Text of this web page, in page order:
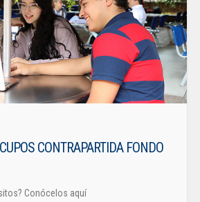
CONTRAPARTIDA FONDO
Conócelos aquí